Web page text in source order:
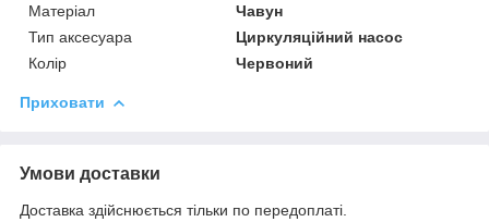
Матеріал
Чавун
Тип аксесуара
Циркуляційний насос
Колір
Червоний
Приховати
Умови доставки
Доставка здійснюється тільки по передоплаті.